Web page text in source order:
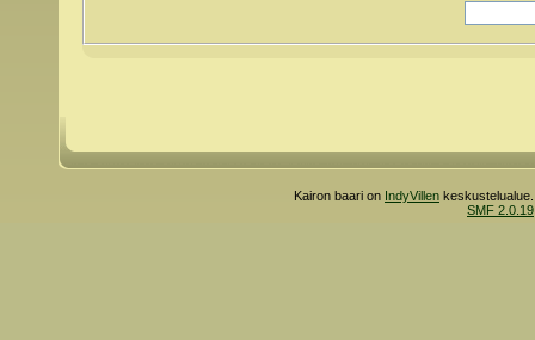
Kairon baari on IndyVillen
SMF 2.0.19